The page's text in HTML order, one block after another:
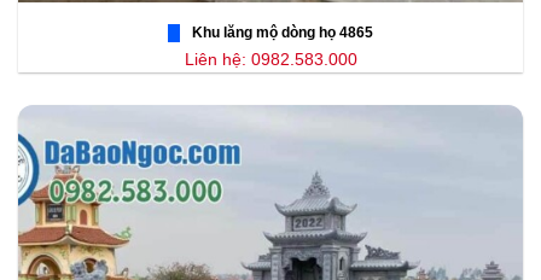
Khu lăng mộ dòng họ 4865
Liên hệ: 0982.583.000